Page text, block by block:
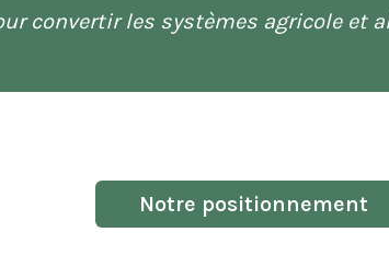
convertir les systèmes agricole et
Notre positionnement